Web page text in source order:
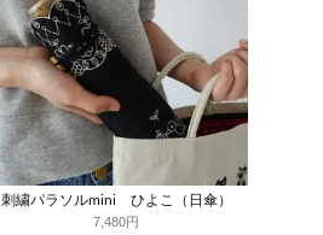
刺繍パラソルmini ひよこ（日傘）
7,480円